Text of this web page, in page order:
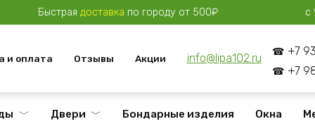
Быстрая доставка по городу от 500₽ с
и оплата Отзывы Акции info@lipa102.ru
+7
+7
Двери Бондарные изделия Окна